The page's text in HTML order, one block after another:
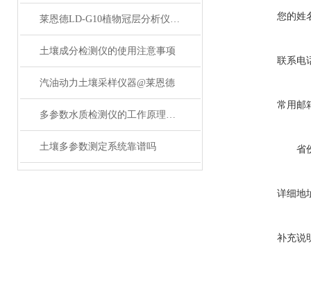
莱恩德LD-G10植物冠层分析仪的特点及技术参数
土壤成分检测仪的使用注意事项
汽油动力土壤采样仪器@莱恩德
多参数水质检测仪的工作原理与应用领域
土壤多参数测定系统靠谱吗
您的姓
联系电
常用邮
省
详细地
补充说